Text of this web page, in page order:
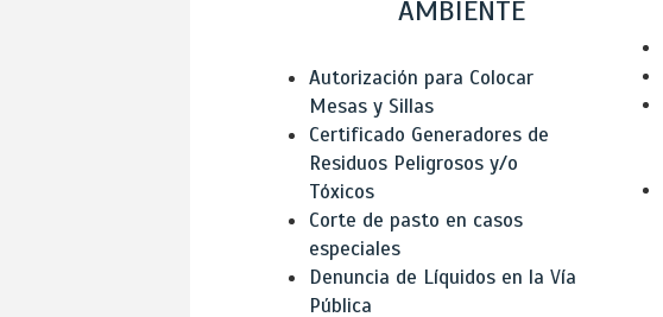
AMBIENTE
Autorización para Colocar
Mesas y Sillas
Certificado Generadores de
Residuos Peligrosos y/o
Tóxicos
Corte de pasto en casos
especiales
Denuncia de Líquidos en la Vía
Pública